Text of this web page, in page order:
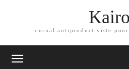
journal antiproductiviste pour